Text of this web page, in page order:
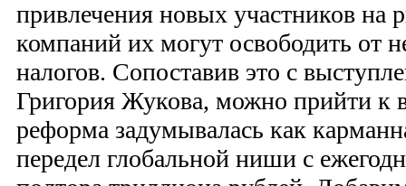
привлечения новых участников
компаний их могут освободить от
налогов. Сопоставив это с
Григория Жукова, можно прийти к
реформа задумывалась как
передел глобальной ниши с